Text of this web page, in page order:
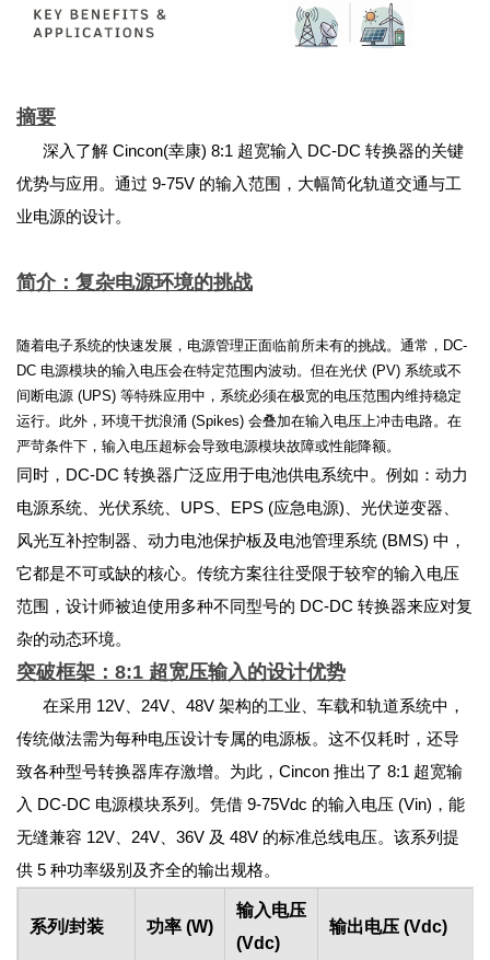
摘要
深入了解 Cincon(幸康) 8:1 超宽输入 DC-DC 转换器的关键
优势与应用。通过 9-75V 的输入范围，大幅简化轨道交通与工
业电源的设计。
简介：复杂电源环境的挑战
随着电子系统的快速发展，电源管理正面临前所未有的挑战。通常，DC-
DC 电源模块的输入电压会在特定范围内波动。但在光伏 (PV) 系统或不
间断电源 (UPS) 等特殊应用中，系统必须在极宽的电压范围内维持稳定
运行。此外，环境干扰浪涌 (Spikes) 会叠加在输入电压上冲击电路。在
严苛条件下，输入电压超标会导致电源模块故障或性能降额。
同时，DC-DC 转换器广泛应用于电池供电系统中。例如：动力
电源系统、光伏系统、UPS、EPS (应急电源)、光伏逆变器、
风光互补控制器、动力电池保护板及电池管理系统 (BMS) 中，
它都是不可或缺的核心。传统方案往往受限于较窄的输入电压
范围，设计师被迫使用多种不同型号的 DC-DC 转换器来应对复
杂的动态环境。
突破框架：8:1 超宽压输入的设计优势
在采用 12V、24V、48V 架构的工业、车载和轨道系统中，
传统做法需为每种电压设计专属的电源板。这不仅耗时，还导
致各种型号转换器库存激增。为此，Cincon 推出了 8:1 超宽输
入 DC-DC 电源模块系列。凭借 9-75Vdc 的输入电压 (Vin)，能
无缝兼容 12V、24V、36V 及 48V 的标准总线电压。该系列提
供 5 种功率级别及齐全的输出规格。
系列/封装 功率 (W)
输入电压
(Vdc)
输出电压 (Vdc)